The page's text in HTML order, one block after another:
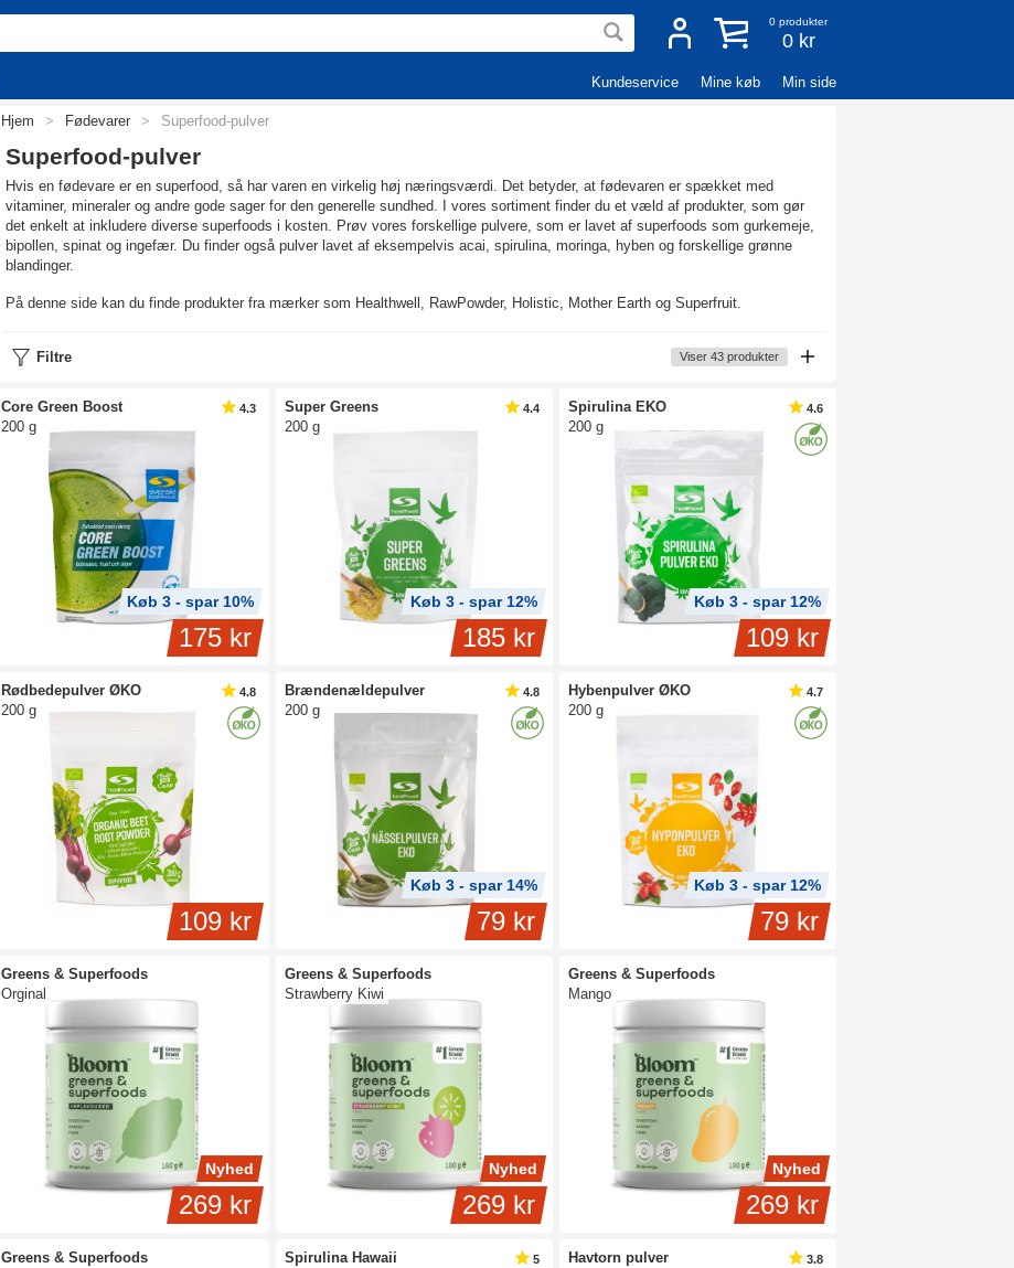
0 produkter
0 kr
Kundeservice Mine køb Min side
Hjem > Fødevarer > Superfood-pulver
Superfood-pulver
Hvis en fødevare er en superfood, så har varen en virkelig høj næringsværdi. Det betyder, at fødevaren er spækket med
vitaminer, mineraler og andre gode sager for den generelle sundhed. I vores sortiment finder du et væld af produkter, som gør
det enkelt at inkludere diverse superfoods i kosten. Prøv vores forskellige pulvere, som er lavet af superfoods som gurkemeje,
bipollen, spinat og ingefær. Du finder også pulver lavet af eksempelvis acai, spirulina, moringa, hyben og forskellige grønne
blandinger.
På denne side kan du finde produkter fra mærker som Healthwell, RawPowder, Holistic, Mother Earth og Superfruit.
Filtre Viser 43 produkter
Core Green Boost
200 g
Køb 3 - spar 10%
175 kr
4.3
Super Greens
200 g
Køb 3 - spar 12%
185 kr
4.4
Spirulina EKO
200 g
Køb 3 - spar 12%
109 kr
4.6
Rødbedepulver ØKO
200 g
109 kr
4.8
Brændenældepulver
200 g
Køb 3 - spar 14%
79 kr
4.8
Hybenpulver ØKO
200 g
Køb 3 - spar 12%
79 kr
4.7
Greens & Superfoods
Orginal
Nyhed
269 kr
Greens & Superfoods
Strawberry Kiwi
Nyhed
269 kr
Greens & Superfoods
Mango
Nyhed
269 kr
Greens & Superfoods
Spirulina Hawaii
5
Havtorn pulver
3.8